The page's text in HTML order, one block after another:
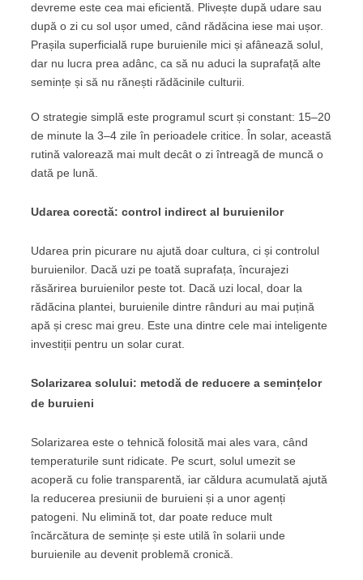
devreme este cea mai eficientă. Plivește după udare sau
după o zi cu sol ușor umed, când rădăcina iese mai ușor.
Prașila superficială rupe buruienile mici și afânează solul,
dar nu lucra prea adânc, ca să nu aduci la suprafață alte
semințe și să nu rănești rădăcinile culturii.
O strategie simplă este programul scurt și constant: 15–20
de minute la 3–4 zile în perioadele critice. În solar, această
rutină valorează mai mult decât o zi întreagă de muncă o
dată pe lună.
Udarea corectă: control indirect al buruienilor
Udarea prin picurare nu ajută doar cultura, ci și controlul
buruienilor. Dacă uzi pe toată suprafața, încurajezi
răsărirea buruienilor peste tot. Dacă uzi local, doar la
rădăcina plantei, buruienile dintre rânduri au mai puțină
apă și cresc mai greu. Este una dintre cele mai inteligente
investiții pentru un solar curat.
Solarizarea solului: metodă de reducere a semințelor
de buruieni
Solarizarea este o tehnică folosită mai ales vara, când
temperaturile sunt ridicate. Pe scurt, solul umezit se
acoperă cu folie transparentă, iar căldura acumulată ajută
la reducerea presiunii de buruieni și a unor agenți
patogeni. Nu elimină tot, dar poate reduce mult
încărcătura de semințe și este utilă în solarii unde
buruienile au devenit problemă cronică.